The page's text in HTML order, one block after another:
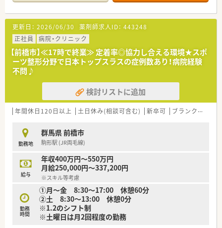
更新日： 2026/06/30 薬剤師求人ID： 443248
正社員
病院・クリニック
【前橋市】≪17時で終業≫ 定着率◎協力し合える環境★スポ
ーツ整形分野で日本トップスラスの症例数あり！病院経験
不問♪
検討リストに追加
年間休日120日以上 土日休み(相談可含む) 新卒可 ブランク可
勤務地
群馬県 前橋市
駒形駅 (JR両毛線)
給与
年収400万円～550万円
月給250,000円～337,200円
※スキル等考慮
勤務
時間
①月～金 8:30～17:00 休憩60分
②土 8:30～13:00 休憩0分
※1.2のシフト制
※土曜日は月2回程度の勤務